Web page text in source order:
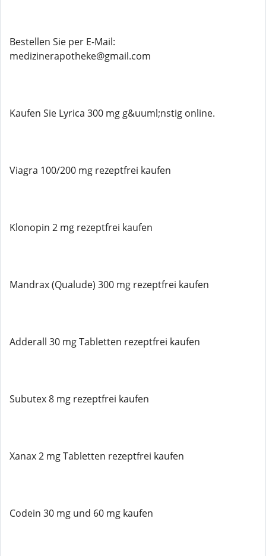
Bestellen Sie per E-Mail:
medizinerapotheke@gmail.com
Kaufen Sie Lyrica 300 mg g&uuml;nstig online.
Viagra 100/200 mg rezeptfrei kaufen
Klonopin 2 mg rezeptfrei kaufen
Mandrax (Qualude) 300 mg rezeptfrei kaufen
Adderall 30 mg Tabletten rezeptfrei kaufen
Subutex 8 mg rezeptfrei kaufen
Xanax 2 mg Tabletten rezeptfrei kaufen
Codein 30 mg und 60 mg kaufen